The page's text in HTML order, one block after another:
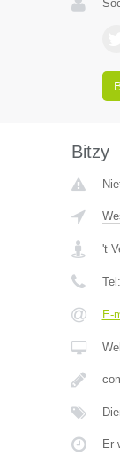
Bitzy
't
Tel:
E-
Er